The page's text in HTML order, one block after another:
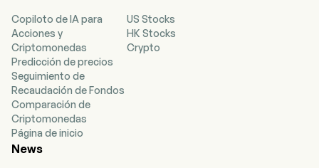
Copiloto de IA para
Acciones y
Criptomonedas
Predicción de precios
Seguimiento de
Recaudación de Fondos
Comparación de
Criptomonedas
Página de inicio
US Stocks
HK Stocks
Crypto
News